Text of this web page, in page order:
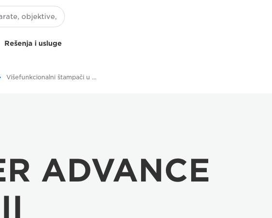
Rešenja i usluge
Višefunkcionalni štampači u boji
ADVANCE